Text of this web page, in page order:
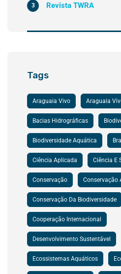
Revista TWRA
3
Tags
Araguaia Vivo Araguaia
Bacias Hidrográficas
Biodiversidade Aquática
Ciência Aplicada Ciência E
Conservação Conservação
Conservação Da Biodiversidade
Cooperação Internacional
Desenvolvimento Sustentável
Ecossistemas Aquáticos